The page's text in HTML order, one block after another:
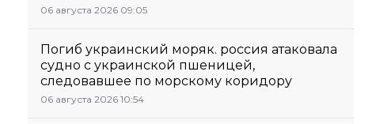
06 августа 2026 09:05
Погиб украинский моряк. россия атаковала
судно с украинской пшеницей,
следовавшее по морскому коридору
06 августа 2026 10:54